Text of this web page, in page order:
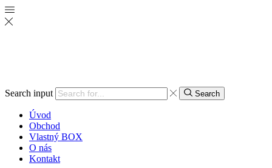
Search input Search
Úvod
Obchod
Vlastný BOX
O nás
Kontakt